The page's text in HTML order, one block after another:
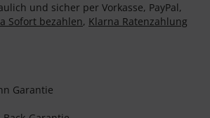
und sicher per Vorkasse, PayPal,
Sofort bezahlen, Klarna Ratenzahlung
Garantie